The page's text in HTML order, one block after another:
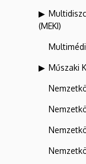
(MEKI)
Műszaki